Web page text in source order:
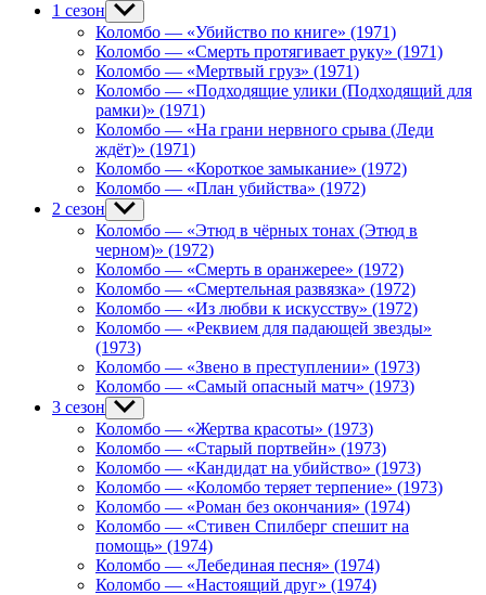
1 сезон Show
sub
menu
Коломбо — «Убийство по книге» (1971)
Коломбо — «Смерть протягивает руку» (1971)
Коломбо — «Мертвый груз» (1971)
Коломбо — «Подходящие улики (Подходящий для
рамки)» (1971)
Коломбо — «На грани нервного срыва (Леди
ждёт)» (1971)
Коломбо — «Короткое замыкание» (1972)
Коломбо — «План убийства» (1972)
2 сезон Show
sub
menu
Коломбо — «Этюд в чёрных тонах (Этюд в
черном)» (1972)
Коломбо — «Смерть в оранжерее» (1972)
Коломбо — «Смертельная развязка» (1972)
Коломбо — «Из любви к искусству» (1972)
Коломбо — «Реквием для падающей звезды»
(1973)
Коломбо — «Звено в преступлении» (1973)
Коломбо — «Самый опасный матч» (1973)
3 сезон Show
sub
menu
Коломбо — «Жертва красоты» (1973)
Коломбо — «Старый портвейн» (1973)
Коломбо — «Кандидат на убийство» (1973)
Коломбо — «Коломбо теряет терпение» (1973)
Коломбо — «Роман без окончания» (1974)
Коломбо — «Стивен Спилберг спешит на
помощь» (1974)
Коломбо — «Лебединая песня» (1974)
Коломбо — «Настоящий друг» (1974)